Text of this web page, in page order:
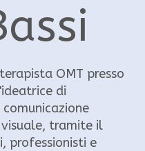
OMT presso
di
comunicazione
tramite il
professionisti e